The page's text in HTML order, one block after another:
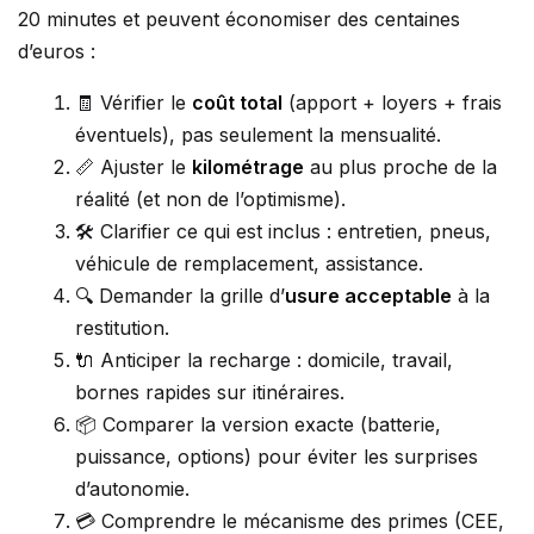
20 minutes et peuvent économiser des centaines
d’euros :
🧾 Vérifier le coût total (apport + loyers + frais
éventuels), pas seulement la mensualité.
📏 Ajuster le kilométrage au plus proche de la
réalité (et non de l’optimisme).
🛠️ Clarifier ce qui est inclus : entretien, pneus,
véhicule de remplacement, assistance.
🔍 Demander la grille d’usure acceptable à la
restitution.
🔌 Anticiper la recharge : domicile, travail,
bornes rapides sur itinéraires.
📦 Comparer la version exacte (batterie,
puissance, options) pour éviter les surprises
d’autonomie.
💳 Comprendre le mécanisme des primes (CEE,